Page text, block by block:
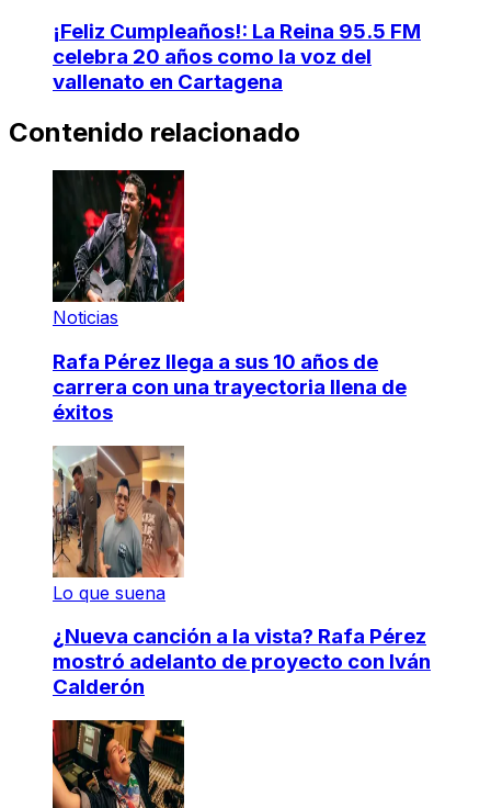
¡Feliz Cumpleaños!: La Reina 95.5 FM
celebra 20 años como la voz del
vallenato en Cartagena
Contenido relacionado
Noticias
Rafa Pérez llega a sus 10 años de
carrera con una trayectoria llena de
éxitos
Lo que suena
¿Nueva canción a la vista? Rafa Pérez
mostró adelanto de proyecto con Iván
Calderón